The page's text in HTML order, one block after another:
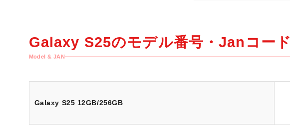
Galaxy S25のモデル番号・Janコード
Model & JAN
Galaxy S25 12GB/256GB